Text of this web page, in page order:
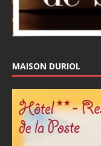
MAISON DURIOL